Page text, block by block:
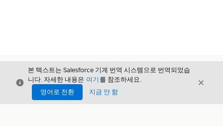
닫기
본 텍스트는 Salesforce 기계 번역 시스템으로 번역되었습
니다. 자세한 내용은 여기 를 참조하세요.
영어로 전환
지금 안 함
닫기